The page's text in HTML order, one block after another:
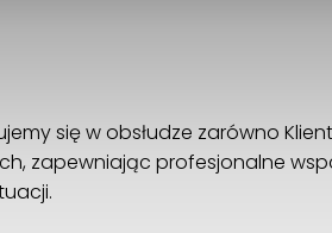
się w obsłudze zarówno
zapewniając profesjonalne